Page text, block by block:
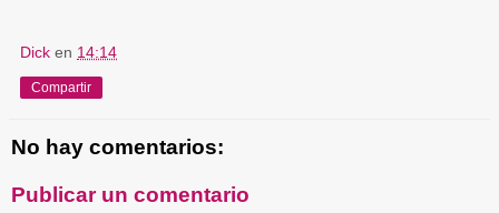
Dick en 14:14
Compartir
No hay comentarios:
Publicar un comentario